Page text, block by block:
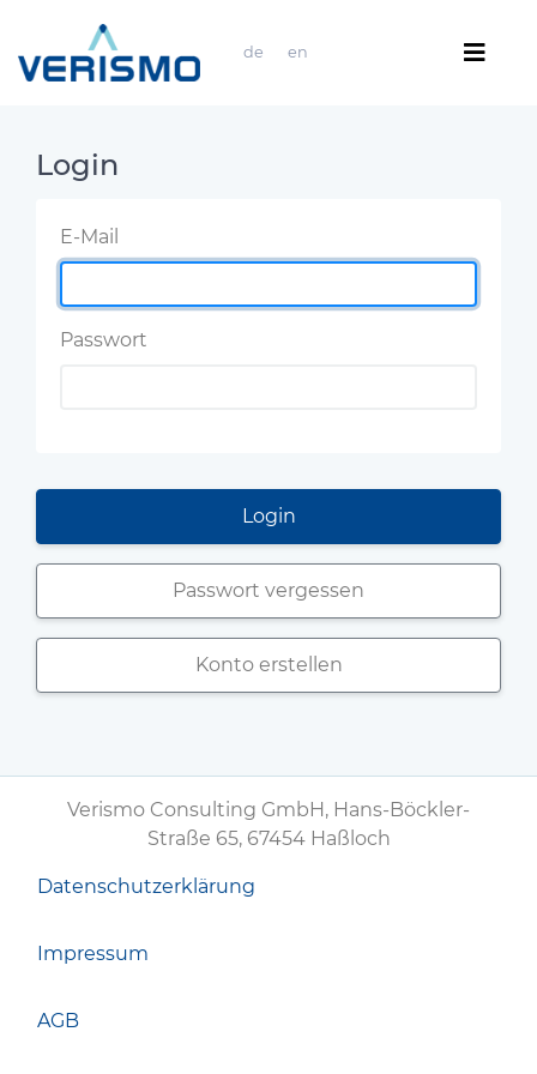
de en
Login
E-Mail
Passwort
Konto erstellen
Passwort vergessen
Login
Verismo Consulting GmbH, Hans-Böckler-
Straße 65, 67454 Haßloch
Datenschutzerklärung
Impressum
AGB